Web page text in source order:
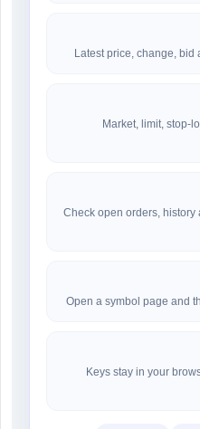
Latest price, change,
Market, limit, stop-
Check open orders,
Open a symbol page and
Keys stay in your